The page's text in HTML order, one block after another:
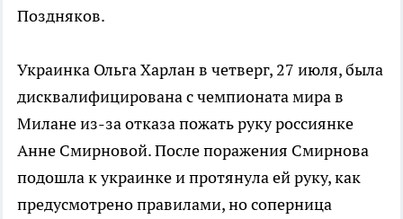
Поздняков.
Украинка Ольга Харлан в четверг, 27 июля, была
дисквалифицирована с чемпионата мира в
Милане из-за отказа пожать руку россиянке
Анне Смирновой. После поражения Смирнова
подошла к украинке и протянула ей руку, как
предусмотрено правилами, но соперница